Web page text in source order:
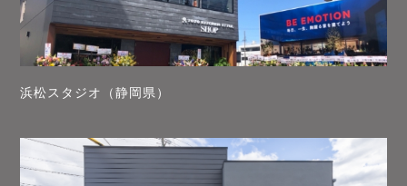
浜松スタジオ（静岡県）